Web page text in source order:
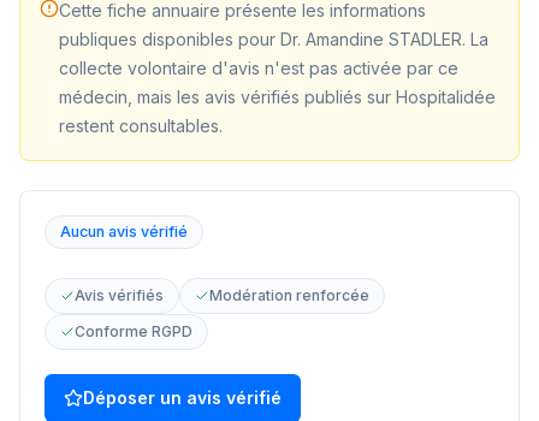
Cette fiche annuaire présente les informations
publiques disponibles pour Dr. Amandine STADLER. La
collecte volontaire d'avis n'est pas activée par ce
médecin, mais les avis vérifiés publiés sur Hospitalidée
restent consultables.
Aucun avis vérifié
Avis vérifiés
Modération renforcée
Conforme RGPD
Déposer un avis vérifié